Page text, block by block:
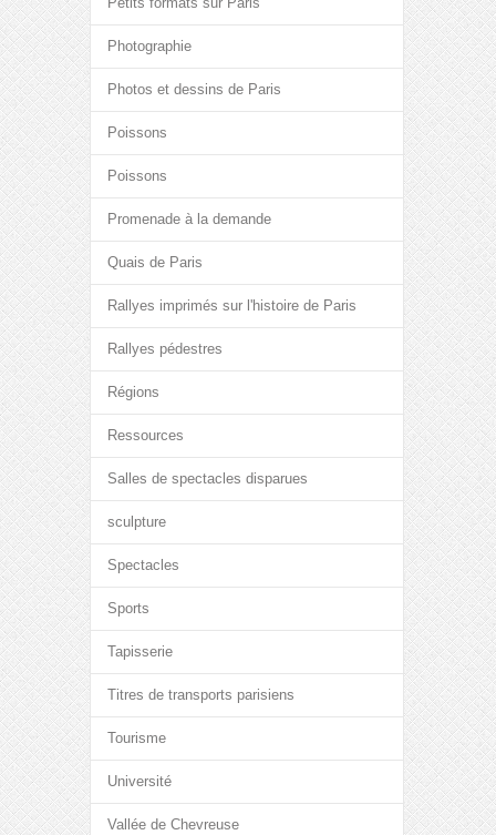
Photographie
Photos et dessins de Paris
Poissons
Poissons
Promenade à la demande
Quais de Paris
Rallyes imprimés sur l'histoire de Paris
Rallyes pédestres
Régions
Ressources
Salles de spectacles disparues
sculpture
Spectacles
Sports
Tapisserie
Titres de transports parisiens
Tourisme
Université
Vallée de Chevreuse